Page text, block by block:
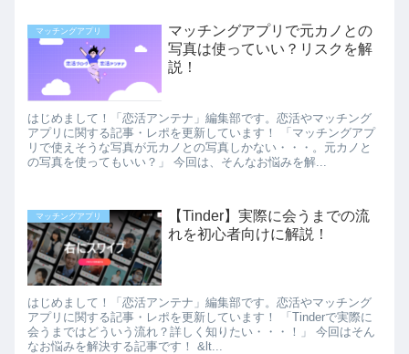
マッチングアプリ
マッチングアプリで元カノとの
写真は使っていい？リスクを解
説！
はじめまして！「恋活アンテナ」編集部です。恋活やマッチング
アプリに関する記事・レポを更新しています！ 「マッチングアプ
リで使えそうな写真が元カノとの写真しかない・・・。元カノと
の写真を使ってもいい？」 今回は、そんなお悩みを解...
マッチングアプリ
【Tinder】実際に会うまでの流
れを初心者向けに解説！
はじめまして！「恋活アンテナ」編集部です。恋活やマッチング
アプリに関する記事・レポを更新しています！ 「Tinderで実際に
会うまではどういう流れ？詳しく知りたい・・・！」 今回はそん
なお悩みを解決する記事です！ &lt...